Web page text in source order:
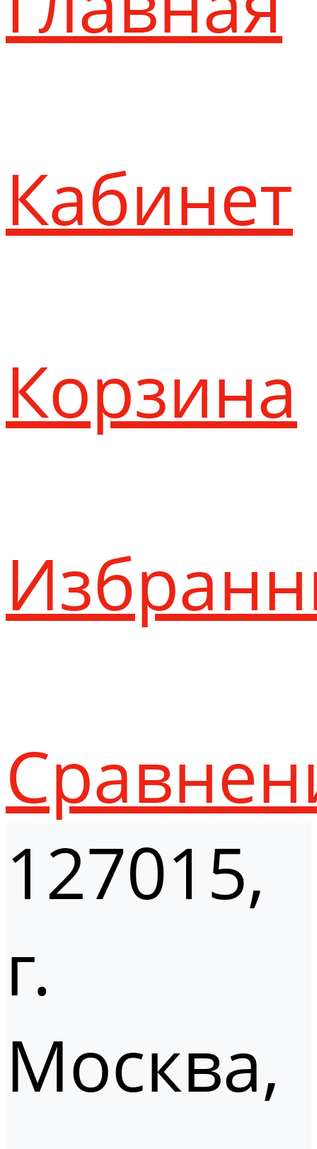
Кабинет
Корзина
127015,
г.
Москва,